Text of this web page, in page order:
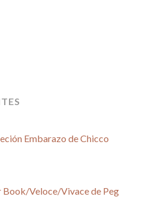
Embarazo de Chicco
Book/Veloce/Vivace de Peg